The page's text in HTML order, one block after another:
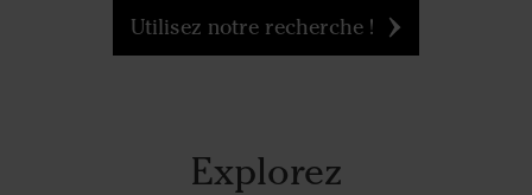
Utilisez notre recherche !
Explorez